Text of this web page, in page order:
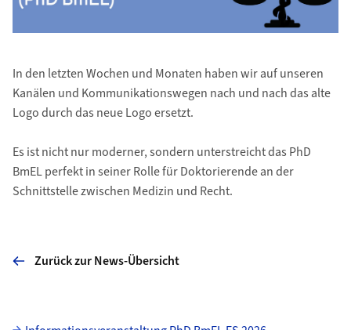
In den letzten Wochen und Monaten haben wir auf unseren
Kanälen und Kommunikationswegen nach und nach das alte
Logo durch das neue Logo ersetzt.
Es ist nicht nur moderner, sondern unterstreicht das PhD
BmEL perfekt in seiner Rolle für Doktorierende an der
Schnittstelle zwischen Medizin und Recht.
Zurück zur News-Übersicht